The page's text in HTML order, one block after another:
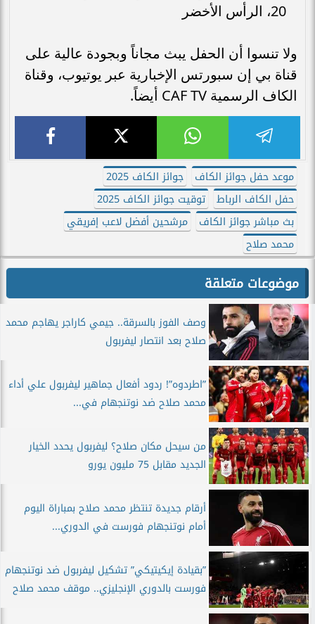
20، الرأس الأخضر
ولا تنسوا أن الحفل يبث مجاناً وبجودة عالية على
قناة بي إن سبورتس الإخبارية عبر يوتيوب، وقناة
الكاف الرسمية CAF TV أيضاً.
موعد حفل جوائز الكاف
جوائز الكاف 2025
حفل الكاف الرباط
توقيت جوائز الكاف 2025
بث مباشر جوائز الكاف
مرشحين أفضل لاعب إفريقي
محمد صلاح
موضوعات متعلقة
وصف الفوز بالسرقة.. جيمي كاراجر يهاجم محمد
صلاح بعد انتصار ليفربول
”اطردوه”! ردود أفعال جماهير ليفربول علي أداء
محمد صلاح ضد نوتنجهام في...
من سيحل مكان صلاح؟ ليفربول يحدد الخيار
الجديد مقابل 75 مليون يورو
أرقام جديدة تنتظر محمد صلاح بمباراة اليوم
أمام نوتنجهام فورست في الدوري...
”بقيادة إيكيتيكي” تشكيل ليفربول ضد نوتنجهام
فورست بالدوري الإنجليزي.. موقف محمد صلاح